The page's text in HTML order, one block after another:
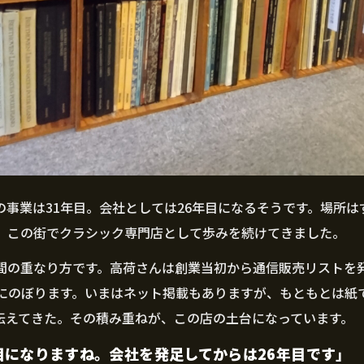
業は31年目。会社としては26年目になるそうです。場所
の街でクラシック専門店として歩みを続けてきました。
重なり方です。高荷さんは創業当初から通信販売リストを
ぼります。いまはネット掲載もありますが、もともとは
てきた。その積み重ねが、この店の土台になっています。
なりますね。会社を発足してからは26年目です」